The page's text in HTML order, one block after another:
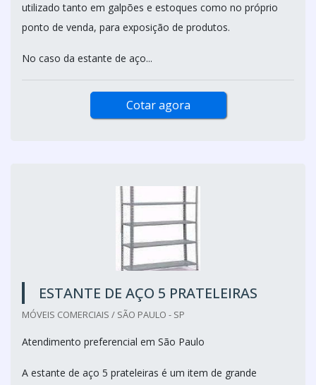
utilizado tanto em galpões e estoques como no próprio
ponto de venda, para exposição de produtos.
No caso da estante de aço...
Cotar agora
ESTANTE DE AÇO 5 PRATELEIRAS
MÓVEIS COMERCIAIS / SÃO PAULO - SP
Atendimento preferencial em São Paulo
A estante de aço 5 prateleiras é um item de grande